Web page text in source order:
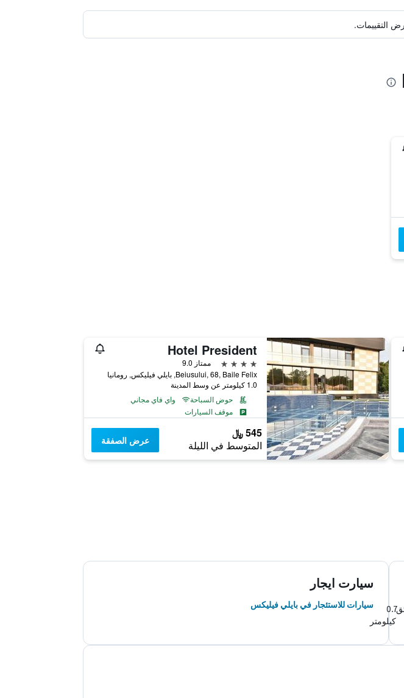
التقييمات.
Hotel President
4 نجوم
ممتاز 9.0
Beiusului, 68, Baile Felix, بايلي فيليكس, رومانيا
1.0 كيلومتر عن وسط المدينة
حوض السباحة
واي فاي مجاني
موقف السيارات
545 ﷼
المتوسط في الليلة عرض الصفقة
0.7
كيلومتر
سيارت ايجار
سيارات للاستئجار في بايلي فيليكس